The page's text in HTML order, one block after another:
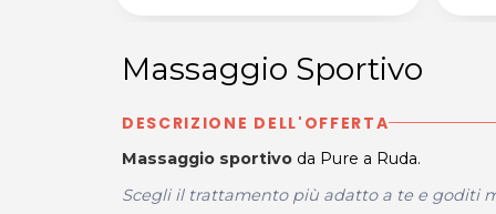
Massaggio Sportivo
DESCRIZIONE DELL'OFFERTA
Massaggio sportivo da Pure a Ruda.
Scegli il trattamento più adatto a te e goditi